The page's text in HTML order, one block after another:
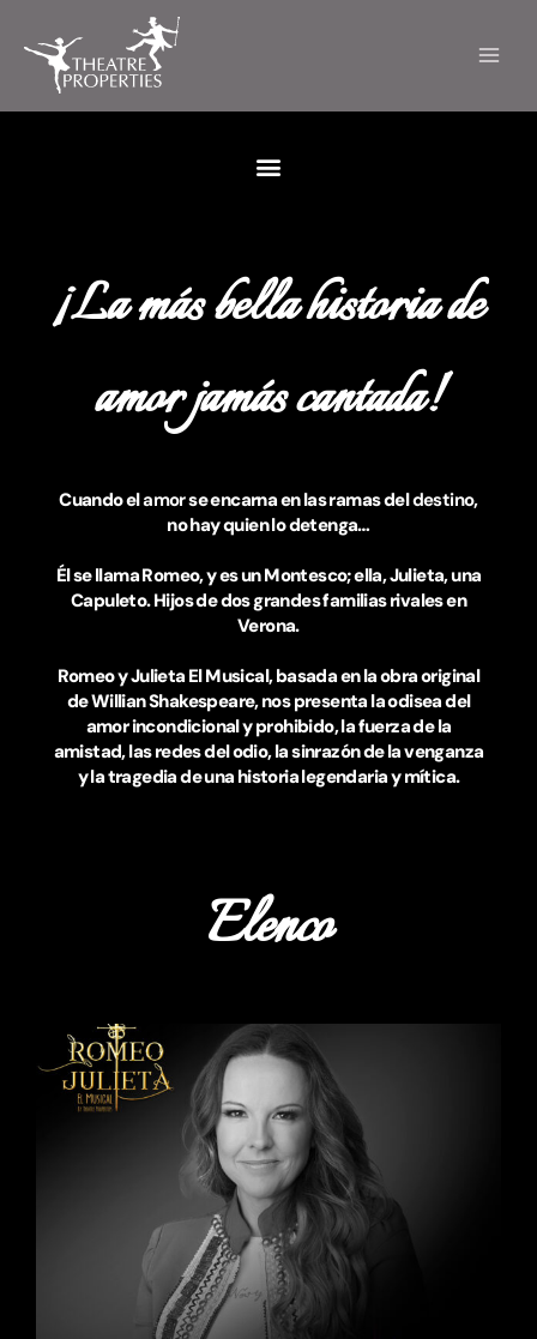
contenido
¡La más bella historia de
amor jamás cantada!
Cuando elamorse encarna en las ramas deldestino,
no hay quien lo detenga…
Él se llama Romeo, y es un Montesco; ella, Julieta, una
Capuleto. Hijos de dos grandes familias rivales en
Verona.
Romeo y Julieta El Musical, basada en la obra original
de Willian Shakespeare, nos presenta la odisea del
amor incondicional y prohibido, la fuerza de la
amistad, las redes del odio, la sinrazón de la venganza
y la tragedia de una historia legendaria y mítica.
Elenco